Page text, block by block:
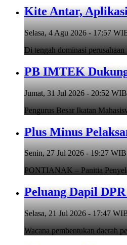
Kite Antar,
Selasa, 4 Agu 2026 - 17:57
Di tengah dominasi
PB IMTEK
Jumat, 31 Jul 2026 - 20:52 WIB
Pengurus Besar Ikatan
Plus Minus
Senin, 27 Jul 2026 - 19:27 WIB
PONTIANAK – Panitia
Peluang Dapil
Selasa, 21 Jul 2026 - 17:47
Wacana pembentukan daerah